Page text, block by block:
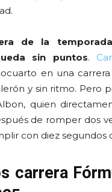
de la
sin puntos.
en una
y sin ritmo. Pero
quien
de romper dos
con diez segundos
carrera